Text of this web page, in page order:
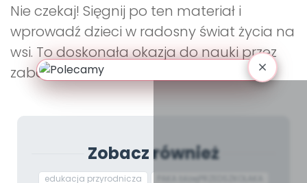
Nie czekaj! Sięgnij po ten materiał i
wprowadź dzieci w radosny świat życia na
wsi. To doskonała okazja do nauki przez
zabawę!
Zobacz również
edukacja przyrodnicza